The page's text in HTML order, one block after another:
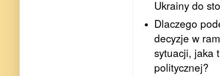
Ukrainy do
Dlaczego
decyzje w
sytuacji, jaka
politycznej?